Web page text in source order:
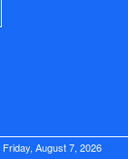
Friday, August 7, 2026